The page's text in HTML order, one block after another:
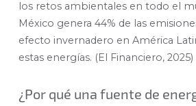
los retos ambientales en todo el
México genera 44% de las
efecto invernadero en América
estas energías. (El Financiero, 2025)
¿Por qué una fuente de